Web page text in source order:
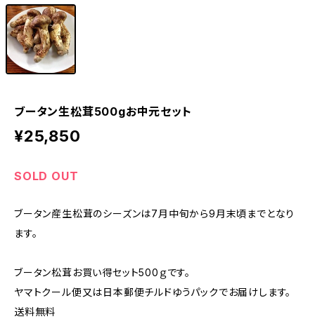
ブータン生松茸500gお中元セット
¥25,850
SOLD OUT
ブータン産生松茸のシーズンは7月中旬から9月末頃までとなり
ます。
ブータン松茸お買い得セット500ｇです。
ヤマトクール便又は日本郵便チルドゆうパックでお届けします。
送料無料